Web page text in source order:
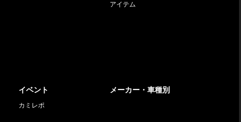
アイテム
イベント
カミレポ
メーカー・車種別